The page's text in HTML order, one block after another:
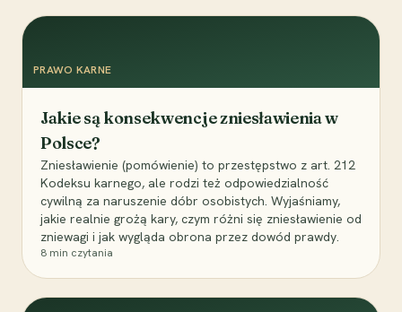
PRAWO KARNE
Jakie są konsekwencje zniesławienia w
Polsce?
Zniesławienie (pomówienie) to przestępstwo z art. 212
Kodeksu karnego, ale rodzi też odpowiedzialność
cywilną za naruszenie dóbr osobistych. Wyjaśniamy,
jakie realnie grożą kary, czym różni się zniesławienie od
zniewagi i jak wygląda obrona przez dowód prawdy.
8 min czytania